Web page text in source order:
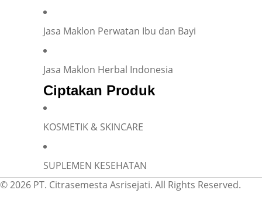
Jasa Maklon Perwatan Ibu dan Bayi
Jasa Maklon Herbal Indonesia
Ciptakan Produk
KOSMETIK & SKINCARE
SUPLEMEN KESEHATAN
© 2026 PT. Citrasemesta Asrisejati. All Rights Reserved.